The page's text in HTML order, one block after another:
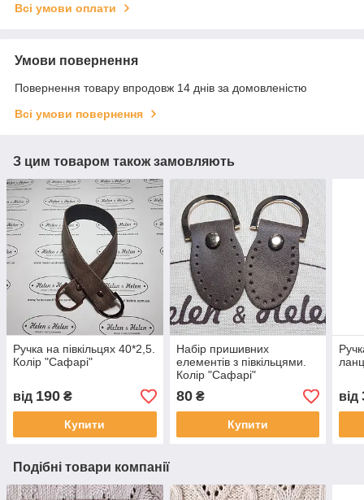
Всі умови оплати
Умови повернення
Повернення товару впродовж 14 днів за домовленістю
Всі умови повернення
З цим товаром також замовляють
Ручка на півкільцях 40*2,5.
Колір "Сафарі"
від 190 ₴
Купити
Набір пришивних
елементів з півкільцями.
Колір "Сафарі"
80₴
Купити
від
Подібні товари компанії